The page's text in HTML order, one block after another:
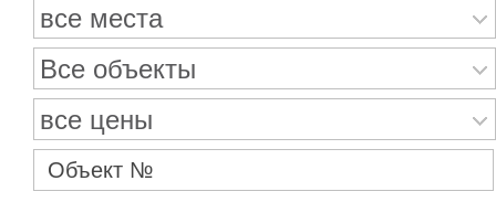
все места
Все объекты
все цены